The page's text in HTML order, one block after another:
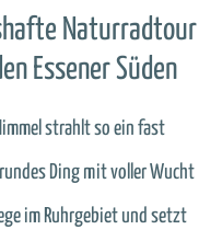
Naturradtour
Essener Süden
Himmel strahlt so ein fast
Ding mit voller Wucht
im Ruhrgebiet und setzt